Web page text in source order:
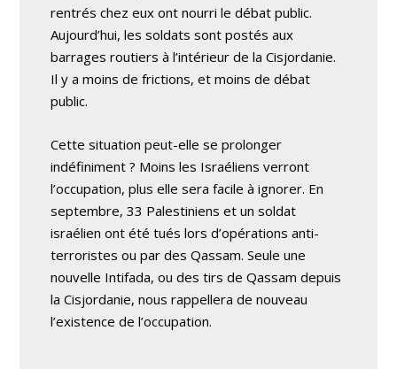
rentrés chez eux ont nourri le débat public.
Aujourd’hui, les soldats sont postés aux
barrages routiers à l’intérieur de la Cisjordanie.
Il y a moins de frictions, et moins de débat
public.
Cette situation peut-elle se prolonger
indéfiniment ? Moins les Israéliens verront
l’occupation, plus elle sera facile à ignorer. En
septembre, 33 Palestiniens et un soldat
israélien ont été tués lors d’opérations anti-
terroristes ou par des Qassam. Seule une
nouvelle Intifada, ou des tirs de Qassam depuis
la Cisjordanie, nous rappellera de nouveau
l’existence de l’occupation.